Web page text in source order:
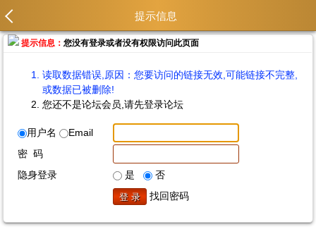
提示信息
提示信息：您没有登录或者没有权限访问此页面
读取数据错误,原因：您要访问的链接无效,可能链接不完整,
或数据已被删除!
您还不是论坛会员,请先登录论坛
用户名
Email
密 码
隐身登录
是
否
找回密码